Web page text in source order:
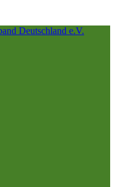
Deutschland e.V.